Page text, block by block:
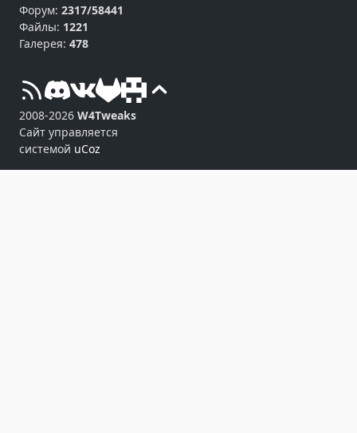
Форум: 2317/58441
Файлы: 1221
Галерея: 478
2008-2026 W4Tweaks
Сайт управляется
системой uCoz